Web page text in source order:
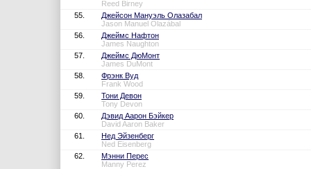
Reed Birney
55.
Джейсон Мануэль Олазабал
Jason Manuel Olazábal
56.
Джеймс Нафтон
James Naughton
57.
Джеймс ДюМонт
James DuMont
58.
Фрэнк Вуд
Frank Wood
59.
Тони Девон
Tony Devon
60.
Дэвид Аарон Бэйкер
David Aaron Baker
61.
Нед Эйзенберг
Ned Eisenberg
62.
Мэнни Перес
Manny Perez